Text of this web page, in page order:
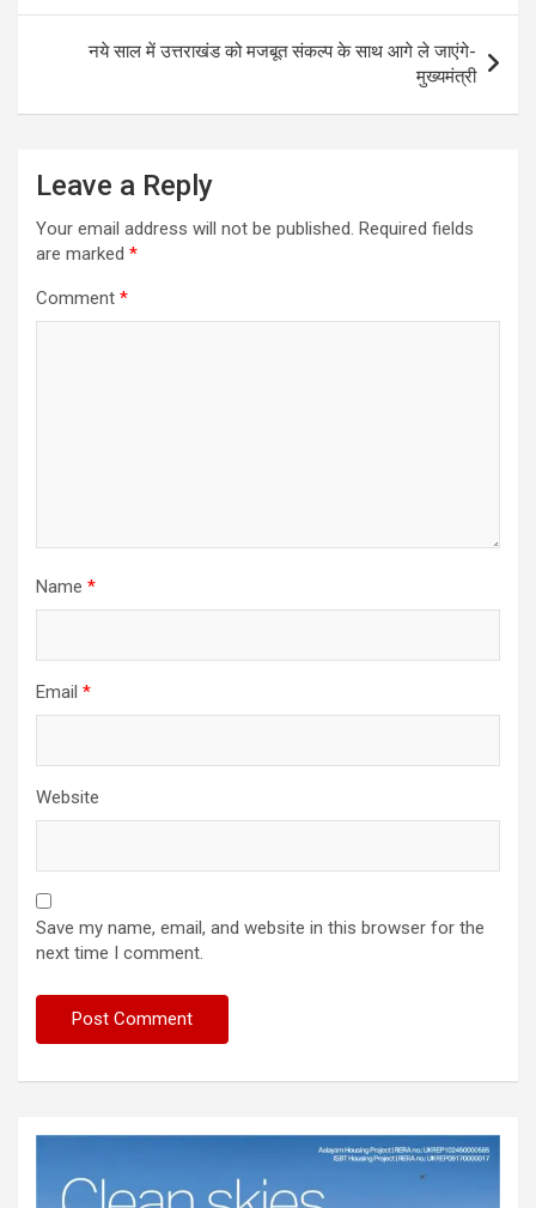
नये साल में उत्तराखंड को मजबूत संकल्प के साथ आगे ले जाएंगे-
मुख्यमंत्री
Leave a Reply
Your email address will not be published. Required fields
are marked *
Comment *
Name *
Email *
Website
Save my name, email, and website in this browser for the
next time I comment.